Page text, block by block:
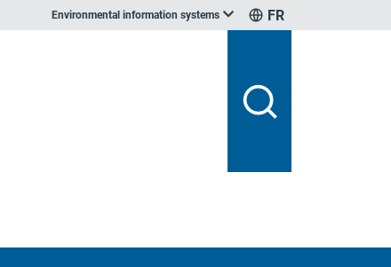
Environmental information systems FR